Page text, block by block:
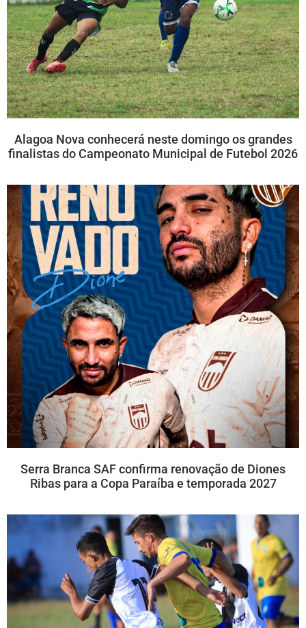
Alagoa Nova conhecerá neste domingo os grandes
finalistas do Campeonato Municipal de Futebol 2026
Serra Branca SAF confirma renovação de Diones
Ribas para a Copa Paraíba e temporada 2027